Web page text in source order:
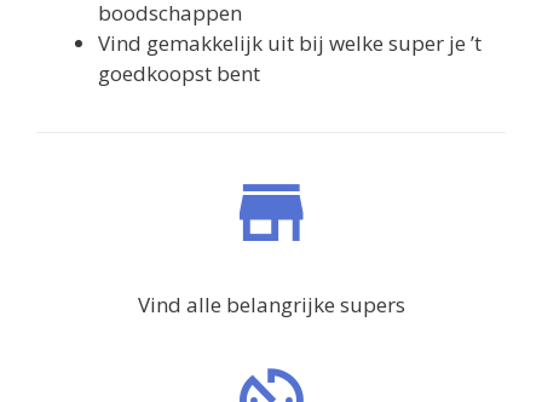
boodschappen
Vind gemakkelijk uit bij welke super je ’t
goedkoopst bent
Vind alle belangrijke supers